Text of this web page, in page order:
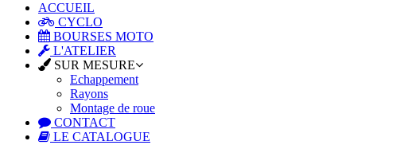
ACCUEIL
CYCLO
BOURSES MOTO
L'ATELIER
SUR MESURE
Echappement
Rayons
Montage de roue
CONTACT
LE CATALOGUE